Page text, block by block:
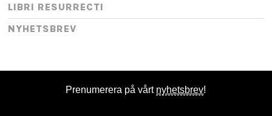
LIBRI RESURRECTI
NYHETSBREV
Prenumerera på vårt nyhetsbrev!